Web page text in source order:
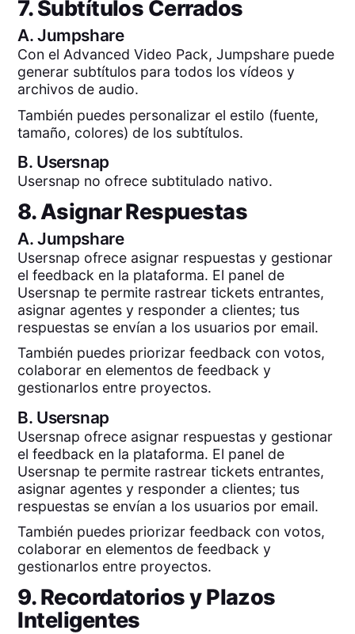
7. Subtítulos Cerrados
A.Jumpshare
Con el Advanced Video Pack, Jumpshare puede
generar subtítulos para todos los vídeos y
archivos de audio.
También puedes personalizar el estilo (fuente,
tamaño, colores) de los subtítulos.
B. Usersnap
Usersnap no ofrece subtitulado nativo.
8. Asignar Respuestas
A.Jumpshare
Usersnap ofrece asignar respuestas y gestionar
el feedback en la plataforma. El panel de
Usersnap te permite rastrear tickets entrantes,
asignar agentes y responder a clientes; tus
respuestas se envían a los usuarios por email.
También puedes priorizar feedback con votos,
colaborar en elementos de feedback y
gestionarlos entre proyectos.
B. Usersnap
Usersnap ofrece asignar respuestas y gestionar
el feedback en la plataforma. El panel de
Usersnap te permite rastrear tickets entrantes,
asignar agentes y responder a clientes; tus
respuestas se envían a los usuarios por email.
También puedes priorizar feedback con votos,
colaborar en elementos de feedback y
gestionarlos entre proyectos.
9. Recordatorios y Plazos
Inteligentes